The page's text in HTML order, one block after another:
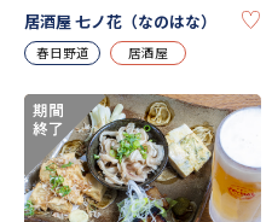
居酒屋 七ノ花（なのはな）
春日野道 居酒屋